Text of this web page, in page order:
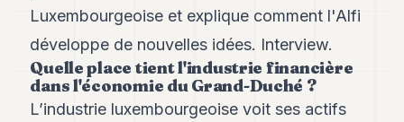
Andy
35
Andy
34
Luxembourgeoise et explique comment l'Alfi
développe de nouvelles idées. Interview.
Quelle place tient l'industrie financière
dans l'économie du Grand-Duché ?
L’industrie luxembourgeoise voit ses actifs